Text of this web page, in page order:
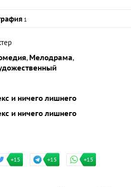
1
, Мелодрама,
и ничего лишнего
и ничего лишнего
+15 +15 +15